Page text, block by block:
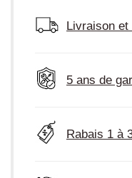
Livraison et
5 ans de
Rabais 1 à